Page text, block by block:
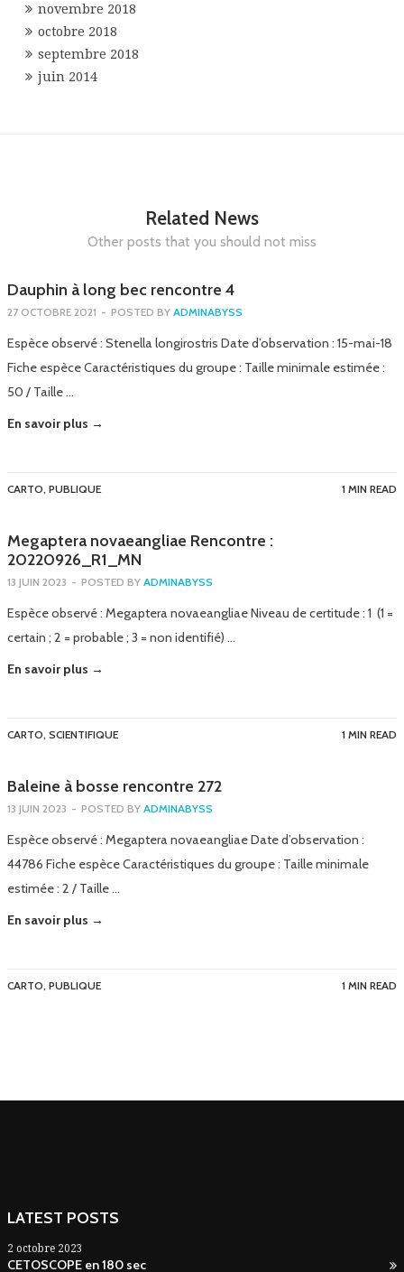
novembre 2018
octobre 2018
septembre 2018
juin 2014
Related News
Other posts that you should not miss
Dauphin à long bec rencontre 4
27 OCTOBRE 2021 - POSTED BY ADMINABYSS
Espèce observé : Stenella longirostris Date d’observation : 15-mai-18
Fiche espèce Caractéristiques du groupe : Taille minimale estimée :
50 / Taille …
En savoir plus →
CARTO, PUBLIQUE 1 MIN READ
Megaptera novaeangliae Rencontre :
20220926_R1_MN
13 JUIN 2023 - POSTED BY ADMINABYSS
Espèce observé : Megaptera novaeangliae Niveau de certitude : 1 (1 =
certain ; 2 = probable ; 3 = non identifié) …
En savoir plus →
CARTO, SCIENTIFIQUE 1 MIN READ
Baleine à bosse rencontre 272
13 JUIN 2023 - POSTED BY ADMINABYSS
Espèce observé : Megaptera novaeangliae Date d’observation :
44786 Fiche espèce Caractéristiques du groupe : Taille minimale
estimée : 2 / Taille …
En savoir plus →
CARTO, PUBLIQUE 1 MIN READ
LATEST POSTS
2 octobre 2023
CETOSCOPE en 180 sec